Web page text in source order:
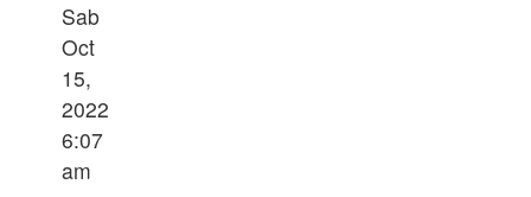
Sab
Oct
15,
2022
6:07
am